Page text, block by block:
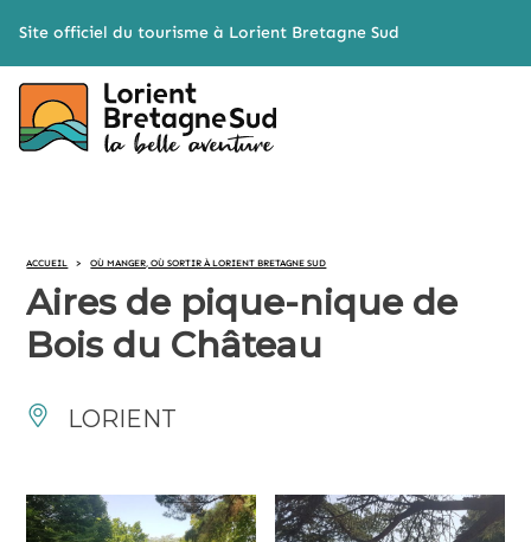
Site officiel du tourisme à Lorient Bretagne Sud
ACCUEIL > OÙ MANGER, OÙ SORTIR À LORIENT BRETAGNE SUD
Aires de pique-nique de
Bois du Château
LORIENT